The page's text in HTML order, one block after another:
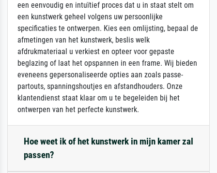
een eenvoudig en intuïtief proces dat u in staat stelt om
een kunstwerk geheel volgens uw persoonlijke
specificaties te ontwerpen. Kies een omlijsting, bepaal de
afmetingen van het kunstwerk, beslis welk
afdrukmateriaal u verkiest en opteer voor gepaste
beglazing of laat het opspannen in een frame. Wij bieden
eveneens gepersonaliseerde opties aan zoals passe-
partouts, spanningshoutjes en afstandhouders. Onze
klantendienst staat klaar om u te begeleiden bij het
ontwerpen van het perfecte kunstwerk.
Hoe weet ik of het kunstwerk in mijn kamer zal
passen?